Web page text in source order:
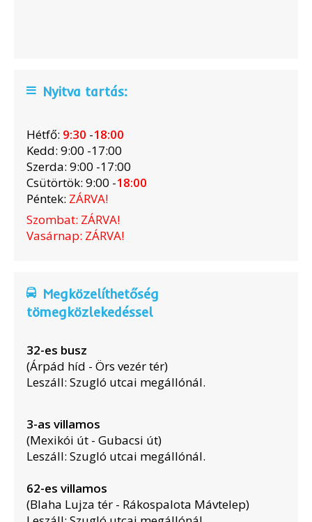
Nyitva tartás:
Hétfő: 9:30 -18:00
Kedd: 9:00 -17:00
Szerda: 9:00 -17:00
Csütörtök: 9:00 -18:00
Péntek: ZÁRVA!
Szombat: ZÁRVA!
Vasárnap: ZÁRVA!
Megközelíthetőség
tömegközlekedéssel
32-es busz
(Árpád híd - Örs vezér tér)
Leszáll: Szugló utcai megállónál.
3-as villamos
(Mexikói út - Gubacsi út)
Leszáll: Szugló utcai megállónál.
62-es villamos
(Blaha Lujza tér - Rákospalota Mávtelep)